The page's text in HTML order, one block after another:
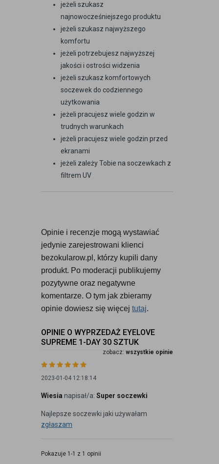
jeżeli szukasz
najnowocześniejszego produktu
jeżeli szukasz najwyższego
komfortu
jeżeli potrzebujesz najwyższej
jakości i ostrości widzenia
jeżeli szukasz komfortowych
soczewek do codziennego
użytkowania
jeżeli pracujesz wiele godzin w
trudnych warunkach
jeżeli pracujesz wiele godzin przed
ekranami
jeżeli zależy Tobie na soczewkach z
filtrem UV
Opinie i recenzje mogą wystawiać
jedynie zarejestrowani klienci
bezokularow.pl, którzy kupili dany
produkt. Po moderacji publikujemy
pozytywne oraz negatywne
komentarze. O tym jak zbieramy
opinie dowiesz się więcej tutaj.
OPINIE O WYPRZEDAŻ EYELOVE
SUPREME 1-DAY 30 SZTUK
zobacz: wszystkie opinie
2023-01-04 12:18:14
Wiesia napisał/a: Super soczewki
Najlepsze soczewki jaki używałam
zgłaszam
Pokazuje 1-1 z 1 opinii